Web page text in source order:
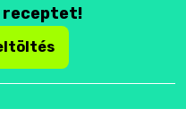
receptet!